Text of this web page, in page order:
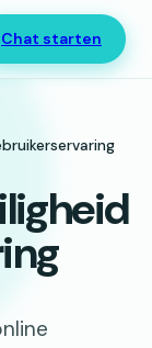
Chat starten